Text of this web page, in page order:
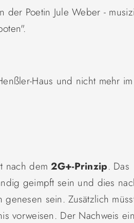
Poetin Jule Weber -
Haus und nicht mehr
nach dem2G+-Prinzip. Das
geimpft sein und dies
sein. Zusätzlich
vorweisen. Der Nachweis